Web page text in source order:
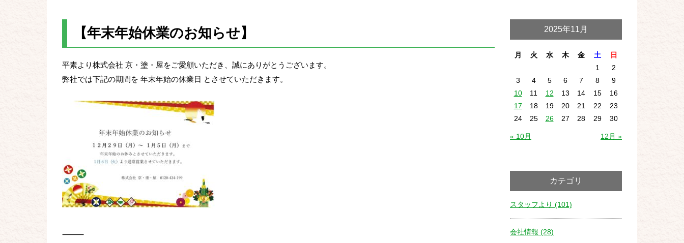
【年末年始休業のお知らせ】
平素より株式会社 京・塗・屋をご愛顧いただき、誠にありがとうございます。
弊社では下記の期間を 年末年始の休業日 とさせていただきます。
⸻
2025年11月
月 火 水 木 金 土 日
« 10月 12月 »
1
2
3
4 5 6 7 8
9
10
11 12 13 14 15
16
17
18 19 20 21 22
23
24
25 26 27 28 29 30
カテゴリ
スタッフより (101)
会社情報 (28)